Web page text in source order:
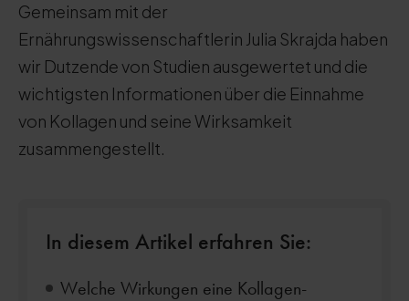
Gemeinsam mit der
Ernährungswissenschaftlerin Julia Skrajda haben
wir Dutzende von Studien ausgewertet und die
wichtigsten Informationen über die Einnahme
von Kollagen und seine Wirksamkeit
zusammengestellt.
In diesem Artikel erfahren Sie:
Welche Wirkungen eine Kollagen-